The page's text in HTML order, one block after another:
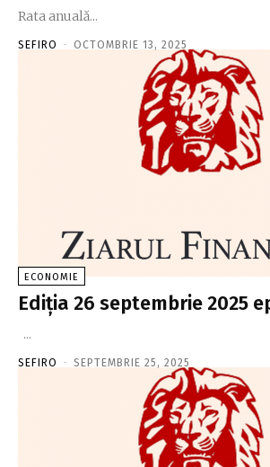
Rata anuală...
SEFIRO - OCTOMBRIE 13, 2025
ECONOMIE
Ediţia 26 septembrie 2025
...
SEFIRO - SEPTEMBRIE 25, 2025